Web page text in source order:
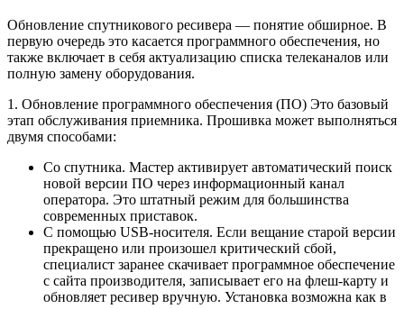
Обновление спутникового ресивера — понятие обширное. В
первую очередь это касается программного обеспечения, но
также включает в себя актуализацию списка телеканалов или
полную замену оборудования.
1. Обновление программного обеспечения (ПО) Это базовый
этап обслуживания приемника. Прошивка может выполняться
двумя способами:
Со спутника. Мастер активирует автоматический поиск
новой версии ПО через информационный канал
оператора. Это штатный режим для большинства
современных приставок.
С помощью USB-носителя. Если вещание старой версии
прекращено или произошел критический сбой,
специалист заранее скачивает программное обеспечение
с сайта производителя, записывает его на флеш-карту и
обновляет ресивер вручную. Установка возможна как в